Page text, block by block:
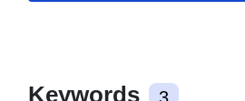
Keywords